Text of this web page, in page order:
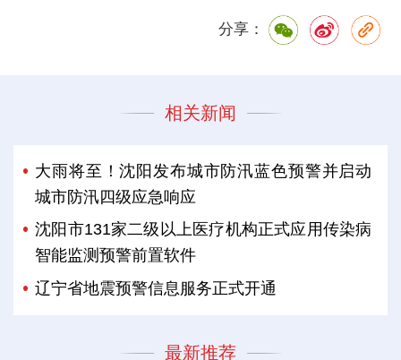
分享：
相关新闻
大雨将至！沈阳发布城市防汛蓝色预警并启动
城市防汛四级应急响应
沈阳市131家二级以上医疗机构正式应用传染病
智能监测预警前置软件
辽宁省地震预警信息服务正式开通
最新推荐